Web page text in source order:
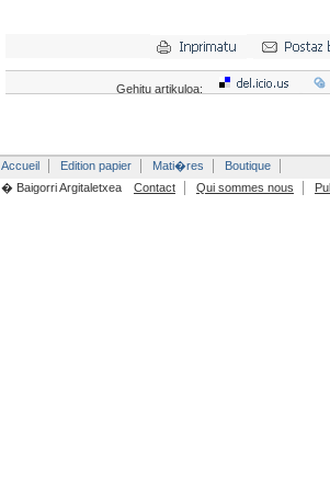
Gehitu artikuloa:
Accueil Edition papier Mati�res
Boutique
� Baigorri Argitaletxea
Contact Qui sommes nous